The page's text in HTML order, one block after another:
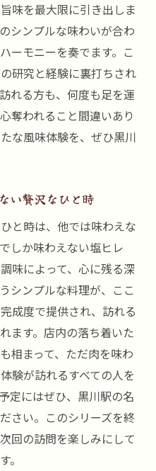
味を最大限に引き出しま
シンプルな味わいが合わ
ーモニーを奏でます。こ
研究と経験に裏打ちされ
れる方も、何度も足を運
奪われること間違いあり
な風味体験を、ぜひ黒川
い贅沢なひと時
と時は、他では味わえな
しか味わえない塩ヒレ
味によって、心に残る深
シンプルな料理が、ここ
成度で提供され、訪れる
ます。店内の落ち着いた
相まって、ただ肉を味わ
験が訪れるすべての人を
定にはぜひ、黒川駅の名
さい。このシリーズを終
回の訪問を楽しみにして
。